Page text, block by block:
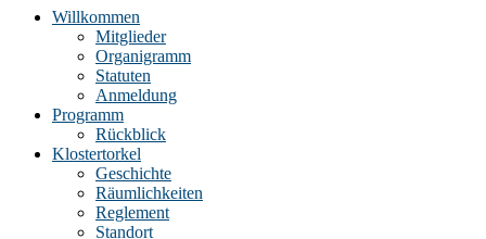
Willkommen
Mitglieder
Organigramm
Statuten
Anmeldung
Programm
Rückblick
Klostertorkel
Geschichte
Räumlichkeiten
Reglement
Standort